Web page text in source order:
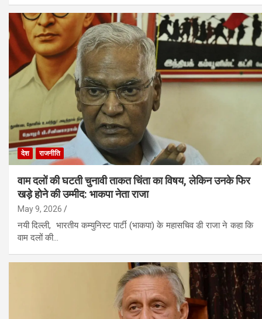
देश राजनीति
वाम दलों की घटती चुनावी ताकत चिंता का विषय, लेकिन उनके फिर
खड़े होने की उम्मीद: भाकपा नेता राजा
May 9, 2026
नयी दिल्ली, भारतीय कम्युनिस्ट पार्टी (भाकपा) के महासचिव डी राजा ने कहा कि
वाम दलों की…